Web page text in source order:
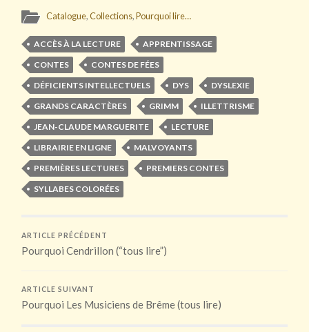
Catalogue,Collections,Pourquoi lire…
ACCÈS À LA LECTURE
APPRENTISSAGE
CONTES
CONTES DE FÉES
DÉFICIENTS INTELLECTUELS
DYS
DYSLEXIE
GRANDS CARACTÈRES
GRIMM
ILLETTRISME
JEAN-CLAUDE MARGUERITE
LECTURE
LIBRAIRIE EN LIGNE
MALVOYANTS
PREMIÈRES LECTURES
PREMIERS CONTES
SYLLABES COLORÉES
ARTICLE PRÉCÉDENT
Pourquoi Cendrillon (“tous lire”)
ARTICLE SUIVANT
Pourquoi Les Musiciens de Brême (tous lire)